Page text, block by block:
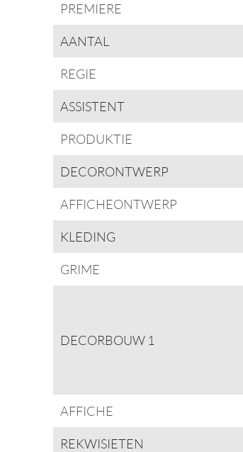
PREMIERE
AANTAL
REGIE
ASSISTENT
PRODUKTIE
DECORONTWERP
AFFICHEONTWERP
KLEDING
GRIME
DECORBOUW 1
AFFICHE
REKWISIETEN